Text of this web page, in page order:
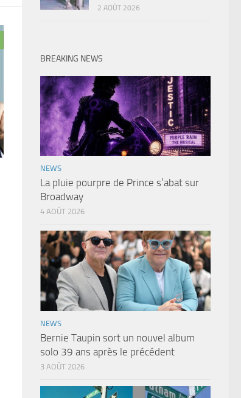
2 AOÛT 2026
BREAKING NEWS
NEWS
La pluie pourpre de Prince s’abat sur
Broadway
4 AOÛT 2026
NEWS
Bernie Taupin sort un nouvel album
solo 39 ans après le précédent
3 AOÛT 2026